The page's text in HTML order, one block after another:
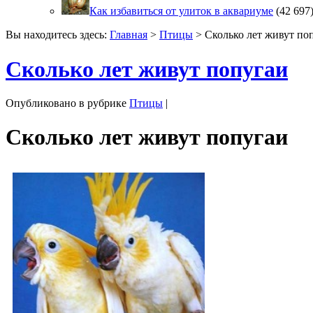
Как избавиться от улиток в аквариуме (42 697)
Вы находитесь здесь: Главная > Птицы > Сколько лет живут
Сколько лет живут попугаи
Опубликовано в рубрике Птицы |
Сколько лет живут попугаи